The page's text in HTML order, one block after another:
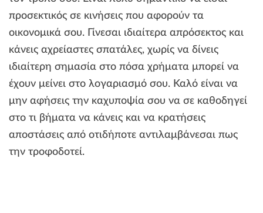
προσεκτικός σε κινήσεις που αφορούν τα
οικονομικά σου. Γίνεσαι ιδιαίτερα απρόσεκτος και
κάνεις αχρείαστες σπατάλες, χωρίς να δίνεις
ιδιαίτερη σημασία στο πόσα χρήματα μπορεί να
έχουν μείνει στο λογαριασμό σου. Καλό είναι να
μην αφήσεις την καχυποψία σου να σε καθοδηγεί
στο τι βήματα να κάνεις και να κρατήσεις
αποστάσεις από οτιδήποτε αντιλαμβάνεσαι πως
την τροφοδοτεί.